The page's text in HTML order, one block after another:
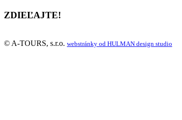
ZDIEĽAJTE!
© A-TOURS, s.r.o. webstránky od HULMAN design studio